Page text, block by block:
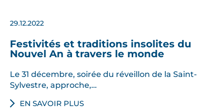
29.12.2022
Festivités et traditions insolites du
Nouvel An à travers le monde
Le 31 décembre, soirée du réveillon de la Saint-
Sylvestre, approche,…
EN SAVOIR PLUS